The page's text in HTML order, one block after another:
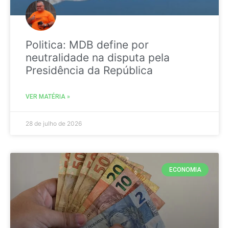
Politica: MDB define por
neutralidade na disputa pela
Presidência da República
VER MATÉRIA »
28 de julho de 2026
ECONOMIA